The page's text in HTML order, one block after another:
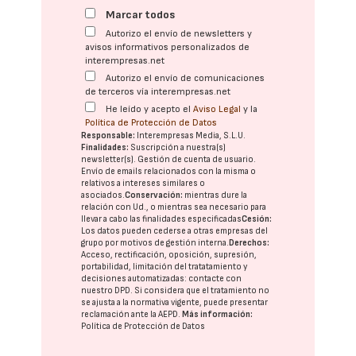
Marcar todos
Autorizo el envío de newsletters y
avisos informativos personalizados de
interempresas.net
Autorizo el envío de comunicaciones
de terceros vía interempresas.net
He leído y acepto elAviso Legal y la
Política de Protección de Datos
Responsable: Interempresas Media, S.L.U.
Finalidades: Suscripción a nuestra(s)
newsletter(s). Gestión de cuenta de usuario.
Envío de emails relacionados con la misma o
relativos a intereses similares o
asociados.Conservación: mientras dure la
relación con Ud., o mientras sea necesario para
llevar a cabo las finalidades especificadasCesión:
Los datos pueden cederse a otras empresas del
grupo por motivos de gestión interna.Derechos:
Acceso, rectificación, oposición, supresión,
portabilidad, limitación del tratatamiento y
decisiones automatizadas: contacte con
nuestro DPD. Si considera que el tratamiento no
se ajusta a la normativa vigente, puede presentar
reclamación ante laAEPD.Más información:
Política de Protección de Datos